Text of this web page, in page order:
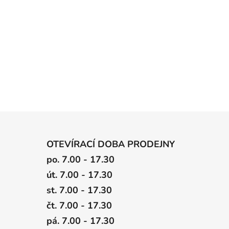
OTEVÍRACÍ DOBA PRODEJNY
po. 7.00 - 17.30
út. 7.00 - 17.30
st. 7.00 - 17.30
čt. 7.00 - 17.30
pá. 7.00 - 17.30